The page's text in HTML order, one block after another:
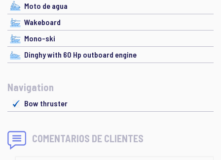
Moto de agua
Wakeboard
Mono-ski
Dinghy with 60 Hp outboard engine
Navigation
Bow thruster
COMENTARIOS DE CLIENTES